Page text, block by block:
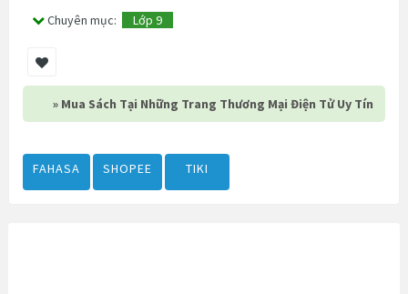
Chuyên mục: Lớp 9
» Mua Sách Tại Những Trang Thương Mại Điện Tử Uy Tín
FAHASA SHOPEE TIKI